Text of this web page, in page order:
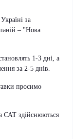
за
– "Нова
1-3 дні, а
за 2-5 днів.
просимо
САТ здійснюються